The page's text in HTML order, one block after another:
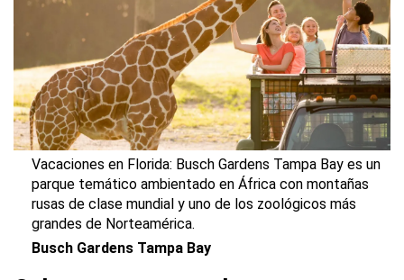
Vacaciones en Florida: Busch Gardens Tampa Bay es un
parque temático ambientado en África con montañas
rusas de clase mundial y uno de los zoológicos más
grandes de Norteamérica.
Busch Gardens Tampa Bay